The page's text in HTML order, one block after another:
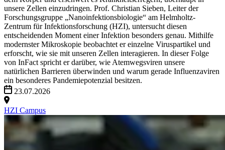
unsere Zellen einzudringen. Prof. Christian Sieben, Leiter der
Forschungsgruppe „Nanoinfektionsbiologie“ am Helmholtz-
Zentrum für Infektionsforschung (HZI), untersucht diesen
entscheidenden Moment einer Infektion besonders genau. Mithilfe
modernster Mikroskopie beobachtet er einzelne Viruspartikel und
erforscht, wie sie mit unseren Zellen interagieren. In dieser Folge
von InFact spricht er darüber, wie Atemwegsviren unsere
natürlichen Barrieren überwinden und warum gerade Influenzaviren
ein besonderes Pandemiepotenzial besitzen.
23.07.2026
HZI Campus